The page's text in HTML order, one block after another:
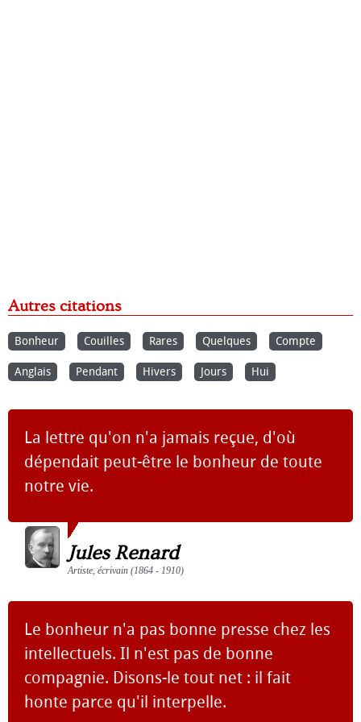
Autres citations
Bonheur Couilles Rares Quelques Compte
Anglais Pendant Hivers Jours Hui
La lettre qu'on n'a jamais reçue, d'où
dépendait peut-être le bonheur de toute
notre vie.
Jules Renard
Artiste, écrivain (1864 - 1910)
Le bonheur n'a pas bonne presse chez les
intellectuels. Il n'est pas de bonne
compagnie. Disons-le tout net : il fait
honte parce qu'il interpelle.